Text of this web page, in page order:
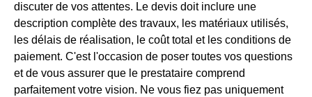
discuter de vos attentes. Le devis doit inclure une
description complète des travaux, les matériaux utilisés,
les délais de réalisation, le coût total et les conditions de
paiement. C'est l'occasion de poser toutes vos questions
et de vous assurer que le prestataire comprend
parfaitement votre vision. Ne vous fiez pas uniquement